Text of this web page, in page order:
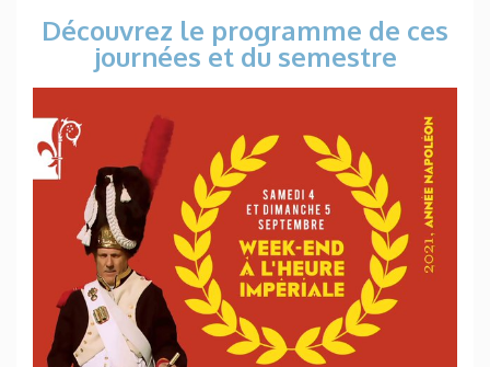
Découvrez le programme de ces
journées et du semestre